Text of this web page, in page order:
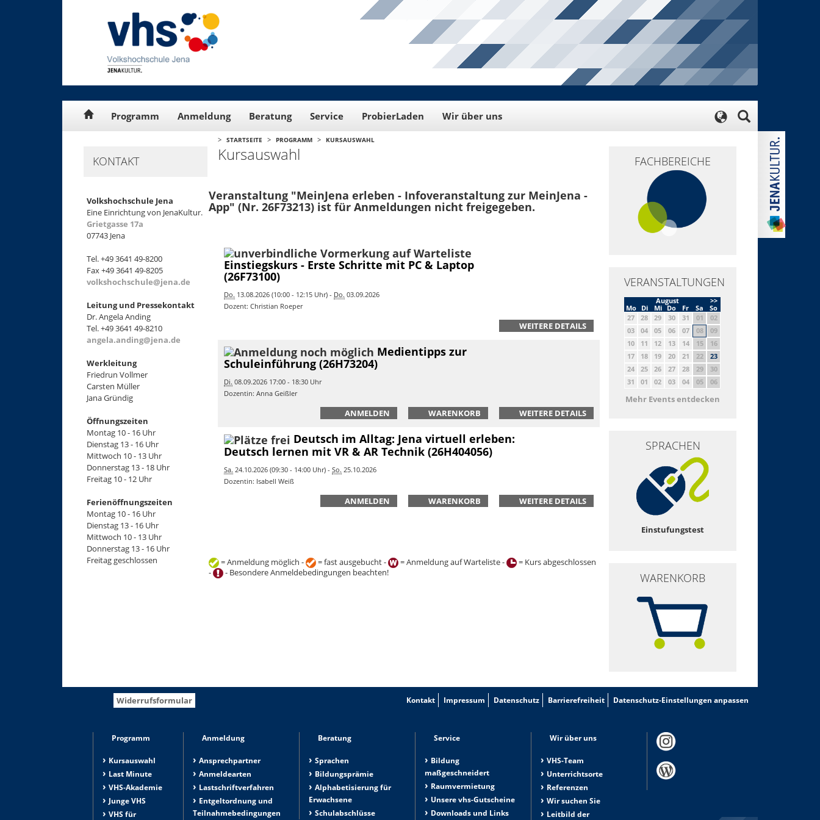
Programm Anmeldung Beratung Service ProbierLaden Wir über uns
KONTAKT
Volkshochschule Jena
Eine Einrichtung von JenaKultur.
Grietgasse 17a
07743 Jena
Tel. +49 3641 49-8200
Fax +49 3641 49-8205
volkshochschule@jena.de
Leitung und Pressekontakt
Dr. Angela Anding
Tel. +49 3641 49-8210
angela.anding@jena.de
Werkleitung
Friedrun Vollmer
Carsten Müller
Jana Gründig
Öffnungszeiten
Montag 10 - 16 Uhr
Dienstag 13 - 16 Uhr
Mittwoch 10 - 13 Uhr
Donnerstag 13 - 18 Uhr
Freitag 10 - 12 Uhr
Ferienöffnungszeiten
Montag 10 - 16 Uhr
Dienstag 13 - 16 Uhr
Mittwoch 10 - 13 Uhr
Donnerstag 13 - 16 Uhr
Freitag geschlossen
> STARTSEITE > PROGRAMM > KURSAUSWAHL
Kursauswahl
Veranstaltung "MeinJena erleben - Infoveranstaltung zur MeinJena -
App" (Nr. 26F73213) ist für Anmeldungen nicht freigegeben.
Einstiegskurs - Erste Schritte mit PC & Laptop
(26F73100)
Do. 13.08.2026 (10:00 - 12:15 Uhr) - Do. 03.09.2026
Dozent: Christian Roeper
WEITERE DETAILS
Medientipps zur
Schuleinführung (26H73204)
Di. 08.09.2026 17:00 - 18:30 Uhr
Dozentin: Anna Geißler
ANMELDEN WARENKORB WEITERE DETAILS
Deutsch im Alltag: Jena virtuell erleben:
Deutsch lernen mit VR & AR Technik (26H404056)
Sa. 24.10.2026 (09:30 - 14:00 Uhr) - So. 25.10.2026
Dozentin: Isabell Weiß
ANMELDEN WARENKORB WEITERE DETAILS
= Anmeldung möglich - = fast ausgebucht - = Anmeldung auf Warteliste -
= Kurs abgeschlossen
-
- Besondere Anmeldebedingungen beachten!
FACHBEREICHE
VERANSTALTUNGEN
>>
August
Mo
Di Mi Do Fr Sa
So
27
28 29 30 31 01
02
03
04 05 06 07 08
09
10
11 12 13 14 15
16
17
18 19 20 21 22
23
24
25 26 27 28 29
30
31
01 02 03 04 05 06
Mehr Events entdecken
SPRACHEN
Einstufungstest
WARENKORB
Widerrufsformular Kontakt Impressum Datenschutz Barrierefreiheit Datenschutz-Einstellungen anpassen
Programm
Kursauswahl
Last Minute
VHS-Akademie
Junge VHS
VHS für
Anmeldung
Ansprechpartner
Anmeldearten
Lastschriftverfahren
Entgeltordnung und
Teilnahmebedingungen
Beratung
Sprachen
Bildungsprämie
Alphabetisierung für
Erwachsene
Schulabschlüsse
Service
Bildung
maßgeschneidert
Raumvermietung
Unsere vhs-Gutscheine
Downloads und Links
Wir über uns
VHS-Team
Unterrichtsorte
Referenzen
Wir suchen Sie
Leitbild der